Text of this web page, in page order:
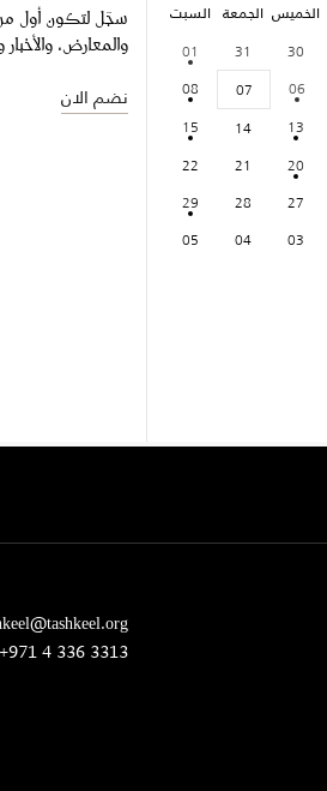
الخميس الجمعة السبت
30
31
01
06
07
08
13
14
15
20
21
22
27
28
29
03
04
05
سجّل لتكون أول
والمعارض،
نضم الان
+971 4 336 3313